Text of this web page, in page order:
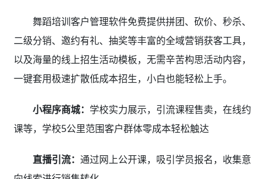
舞蹈培训客户管理软件免费提供拼团、砍价、秒杀、
二级分销、邀约有礼、抽奖等丰富的全域营销获客工具，
以及海量的线上招生活动模板，无需辛苦构思活动内容，
一键套用极速扩散低成本招生，小白也能轻松上手。
小程序商城： 学校实力展示，引流课程售卖，在线约
课等，学校5公里范围客户群体零成本轻松触达
直播引流： 通过网上公开课，吸引学员报名，收集意